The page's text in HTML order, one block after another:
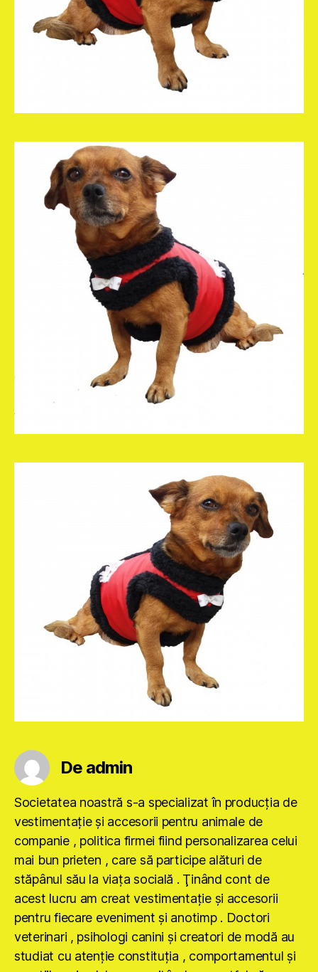
De admin
Societatea noastră s-a specializat în producţia de
vestimentaţie şi accesorii pentru animale de
companie , politica firmei fiind personalizarea celui
mai bun prieten , care să participe alături de
stăpânul său la viaţa socială . Ţinând cont de
acest lucru am creat vestimentaţie şi accesorii
pentru fiecare eveniment şi anotimp . Doctori
veterinari , psihologi canini şi creatori de modă au
studiat cu atenţie constituţia , comportamentul şi